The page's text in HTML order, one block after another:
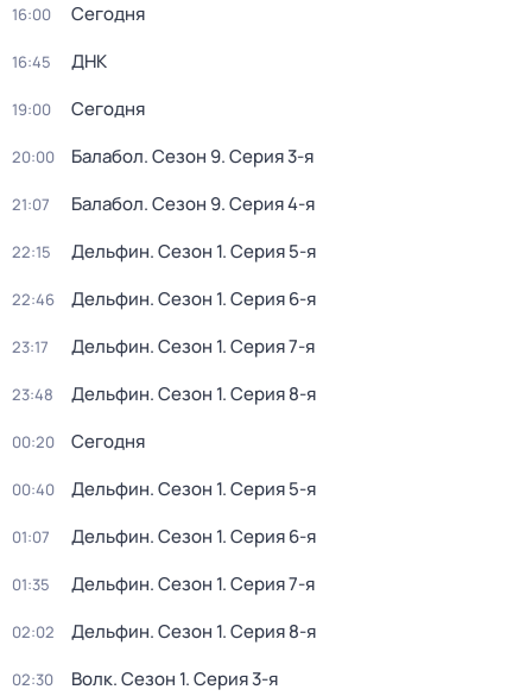
16:00 Сегодня
16:45 ДНК
19:00 Сегодня
20:00 Балабол. Сезон 9. Серия 3-я
21:07 Балабол. Сезон 9. Серия 4-я
22:15 Дельфин. Сезон 1. Серия 5-я
22:46 Дельфин. Сезон 1. Серия 6-я
23:17 Дельфин. Сезон 1. Серия 7-я
23:48 Дельфин. Сезон 1. Серия 8-я
00:20 Сегодня
00:40 Дельфин. Сезон 1. Серия 5-я
01:07 Дельфин. Сезон 1. Серия 6-я
01:35 Дельфин. Сезон 1. Серия 7-я
02:02 Дельфин. Сезон 1. Серия 8-я
02:30 Волк. Сезон 1. Серия 3-я